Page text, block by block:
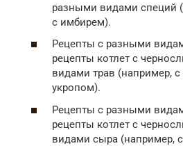
разными видами специй
с имбирем).
Рецепты с разными
рецепты котлет с
видами трав (например, с
укропом).
Рецепты с разными
рецепты котлет с
видами сыра (например,